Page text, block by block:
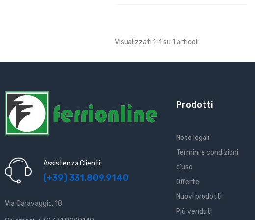
Visualizzati 1-1 su 1 articoli
Assistenza Clienti:
(+39) 331.809.9140
Via Caravaggio, 18
Prodotti
Note legali
Termini e condizioni
d'uso
Offerte
Nuovi prodotti
Più venduti